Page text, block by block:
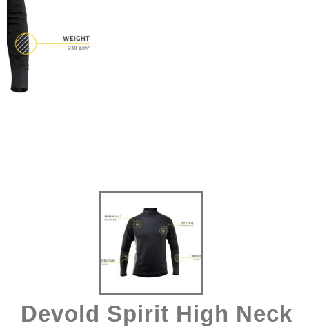
Devold Spirit High Neck